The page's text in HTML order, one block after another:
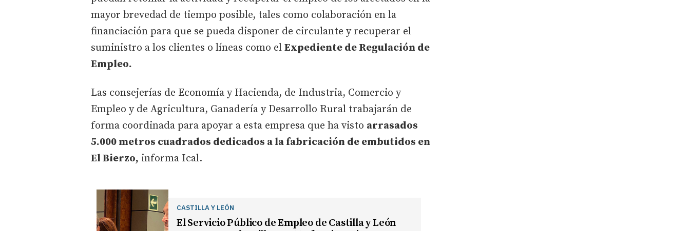
mayor brevedad de tiempo posible, tales como colaboración en la
financiación para que se pueda disponer de circulante y recuperar el
suministro a los clientes o líneas como el Expediente de Regulación de
Empleo.
Las consejerías de Economía y Hacienda, de Industria, Comercio y
Empleo y de Agricultura, Ganadería y Desarrollo Rural trabajarán de
forma coordinada para apoyar a esta empresa que ha visto arrasados
5.000 metros cuadrados dedicados a la fabricación de embutidos en
El Bierzo, informa Ical.
CASTILLA Y LEÓN
El Servicio Público de Empleo de Castilla y León